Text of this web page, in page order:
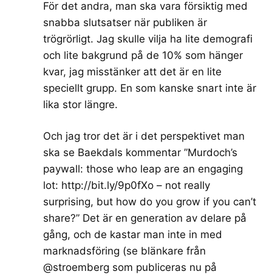
För det andra, man ska vara försiktig med
snabba slutsatser när publiken är
trögrörligt. Jag skulle vilja ha lite demografi
och lite bakgrund på de 10% som hänger
kvar, jag misstänker att det är en lite
speciellt grupp. En som kanske snart inte är
lika stor längre.
Och jag tror det är i det perspektivet man
ska se Baekdals kommentar ”Murdoch’s
paywall: those who leap are an engaging
lot: http://bit.ly/9p0fXo – not really
surprising, but how do you grow if you can’t
share?” Det är en generation av delare på
gång, och de kastar man inte in med
marknadsföring (se blänkare från
@stroemberg som publiceras nu på